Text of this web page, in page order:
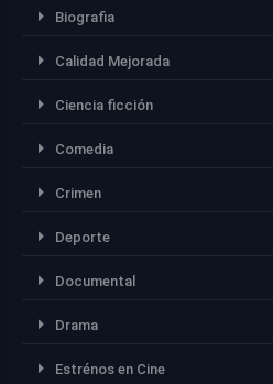
Biografia
Calidad Mejorada
Ciencia ficción
Comedia
Crimen
Deporte
Documental
Drama
Estrénos en Cine